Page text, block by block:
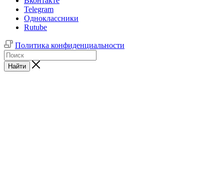
Telegram
Одноклассники
Rutube
Политика конфиденциальности
Найти